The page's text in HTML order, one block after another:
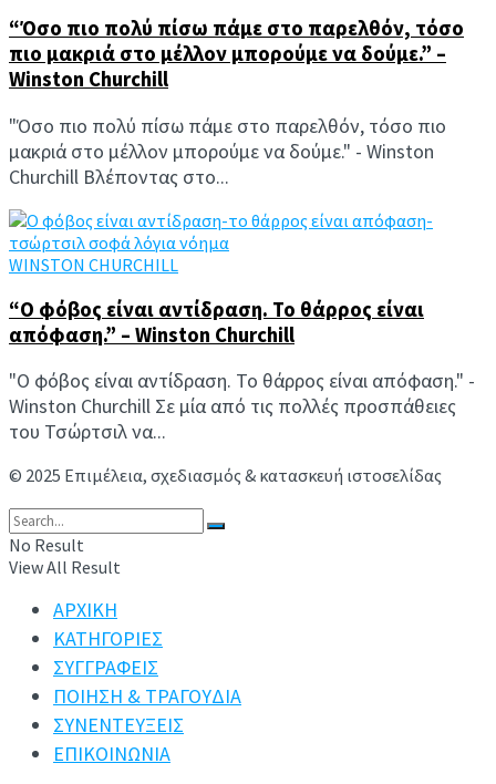
“Όσο πιο πολύ πίσω πάμε στο παρελθόν, τόσο
πιο μακριά στο μέλλον μπορούμε να δούμε.” –
Winston Churchill
"Όσο πιο πολύ πίσω πάμε στο παρελθόν, τόσο πιο
μακριά στο μέλλον μπορούμε να δούμε." - Winston
Churchill Βλέποντας στο...
WINSTON CHURCHILL
“Ο φόβος είναι αντίδραση. Το θάρρος είναι
απόφαση.” – Winston Churchill
"Ο φόβος είναι αντίδραση. Το θάρρος είναι απόφαση." -
Winston Churchill Σε μία από τις πολλές προσπάθειες
του Τσώρτσιλ να...
© 2025 Επιμέλεια, σχεδιασμός & κατασκευή ιστοσελίδας
No Result
View All Result
ΑΡΧΙΚΗ
ΚΑΤΗΓΟΡΙΕΣ
ΣΥΓΓΡΑΦΕΙΣ
ΠΟΙΗΣΗ & ΤΡΑΓΟΥΔΙΑ
ΣΥΝΕΝΤΕΥΞΕΙΣ
ΕΠΙΚΟΙΝΩΝΙΑ